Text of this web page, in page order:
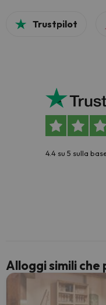
Trustpilot
4.4 su 5 sulla
Alloggi simili